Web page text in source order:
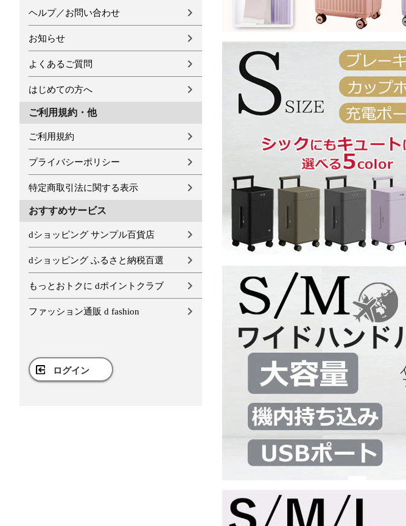
ヘルプ／お問い合わせ
お知らせ
よくあるご質問
はじめての方へ
ご利用規約・他
ご利用規約
プライバシーポリシー
特定商取引法に関する表示
おすすめサービス
dショッピング サンプル百貨店
dショッピング ふるさと納税百選
もっとおトクに dポイントクラブ
ファッション通販 d fashion
ログイン